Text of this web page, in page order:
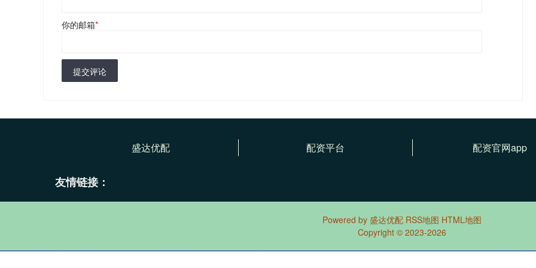
你的邮箱*
提交评论
盛达优配 配资平台 配资官网app
友情链接：
Powered by 盛达优配 RSS地图 HTML地图
Copyright © 2023-2026